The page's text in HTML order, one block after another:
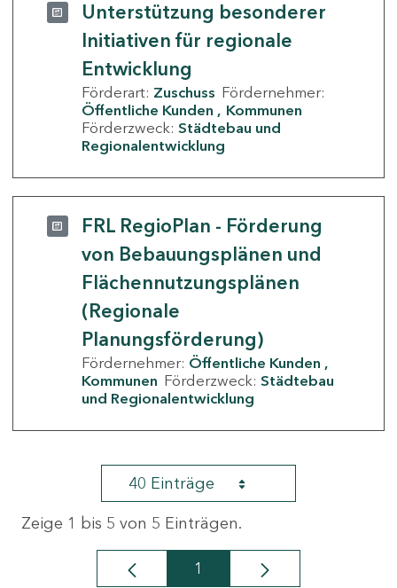
Unterstützung besonderer
Initiativen für regionale
Entwicklung
Förderart: Zuschuss Fördernehmer:
Öffentliche Kunden
Kommunen
Förderzweck: Städtebau und
Regionalentwicklung
FRL RegioPlan - Förderung
von Bebauungsplänen und
Flächennutzungsplänen
(Regionale
Planungsförderung)
Fördernehmer: Öffentliche Kunden
Kommunen Förderzweck: Städtebau
und Regionalentwicklung
40 Einträge
Zeige 1 bis 5 von 5 Einträgen.
Seite
1